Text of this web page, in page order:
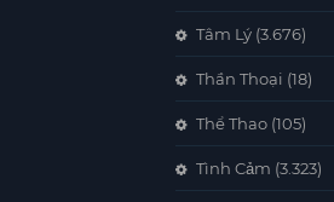
Tâm Lý (3.676)
Thần Thoại (18)
Thể Thao (105)
Tình Cảm (3.323)